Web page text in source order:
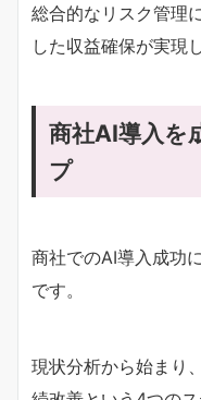
総合的なリスク管理
した収益確保が実現
商社AI導入を
プ
商社でのAI導入成功
です。
現状分析から始まり